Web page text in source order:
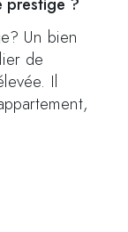
Un bien
de
Il